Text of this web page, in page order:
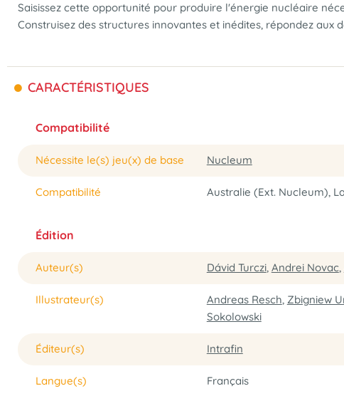
Saisissez cette opportunité pour produire l'énergie nucléaire
Construisez des structures innovantes et inédites, répondez
CARACTÉRISTIQUES
Compatibilité
Nécessite le(s) jeu(x) de base Nucleum
Compatibilité Australie (Ext. Nucleum),
Édition
Auteur(s) Dávid Turczi, Andrei Novac,
Illustrateur(s) Andreas Resch, Zbigniew
Sokolowski
Éditeur(s) Intrafin
Langue(s) Français